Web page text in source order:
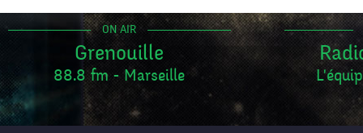
ON AIR
Grenouille
88.8 fm - Marseille